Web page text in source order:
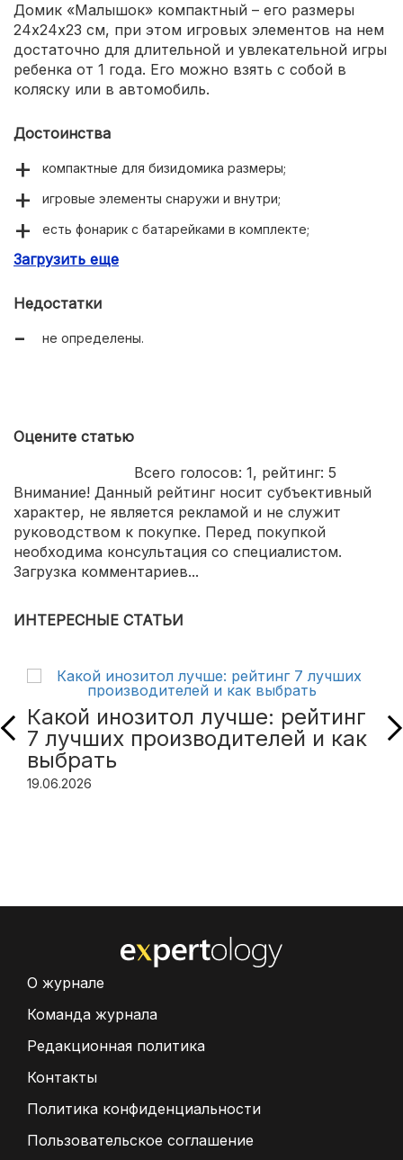
Домик «Малышок» компактный – его размеры
24х24х23 см, при этом игровых элементов на нем
достаточно для длительной и увлекательной игры
ребенка от 1 года. Его можно взять с собой в
коляску или в автомобиль.
Достоинства
компактные для бизидомика размеры;
игровые элементы снаружи и внутри;
есть фонарик с батарейками в комплекте;
можно использовать как место хранения игрушек или
Загрузить еще
Недостатки
не определены.
Оцените статью
Всего голосов: 1, рейтинг: 5
Внимание! Данный рейтинг носит субъективный
характер, не является рекламой и не служит
руководством к покупке. Перед покупкой
необходима консультация со специалистом.
Загрузка комментариев...
ИНТЕРЕСНЫЕ СТАТЬИ
Какой инозитол лучше: рейтинг
7 лучших производителей и как
выбрать
19.06.2026
О журнале
Команда журнала
Редакционная политика
Контакты
Политика конфиденциальности
Пользовательское соглашение